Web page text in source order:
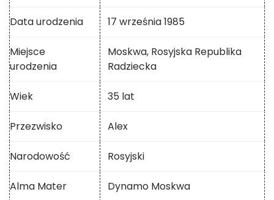
Data urodzenia 17 września 1985
Miejsce
urodzenia
Moskwa, Rosyjska Republika
Radziecka
Wiek 35 lat
Przezwisko Alex
Narodowość Rosyjski
Alma Mater Dynamo Moskwa